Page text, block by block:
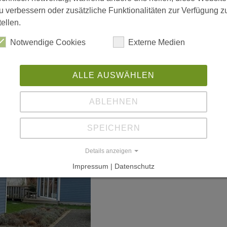
verbessern oder zusätzliche Funktionalitäten zur Verfügung
Notwendige Cookies Externe Medien
ALLE AUSWÄHLEN
ABLEHNEN
SPEICHERN
Details anzeigen
Impressum | Datenschutz